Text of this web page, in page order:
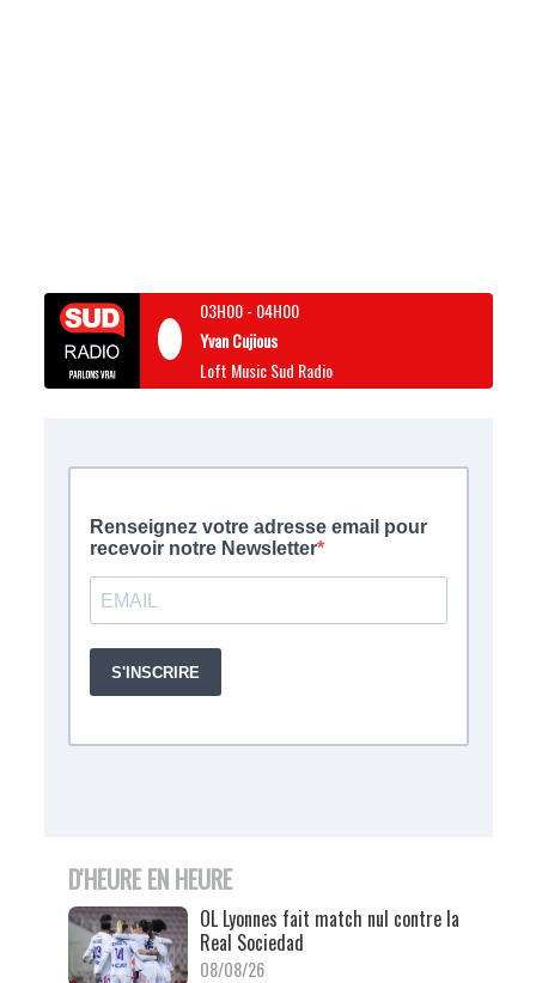
03H00- 04H00
Yvan Cujious
Loft Music Sud Radio
D'HEURE EN HEURE
OL Lyonnes fait match nul contre la
Real Sociedad
08/08/26